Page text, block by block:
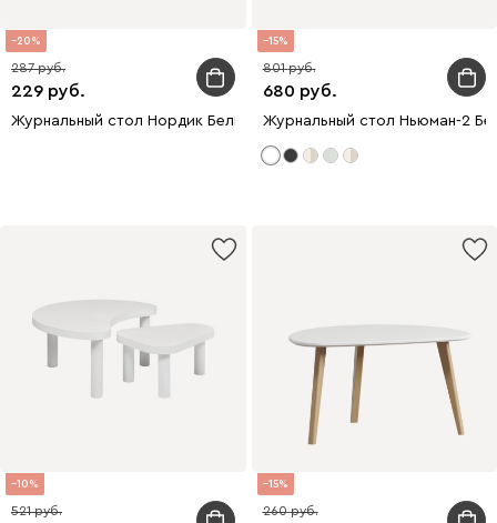
20
229
287
Журнальный стол Нордик Белый/Натуральный
15
680
801
Журнальный стол Ньюман-2
10
521
15
260